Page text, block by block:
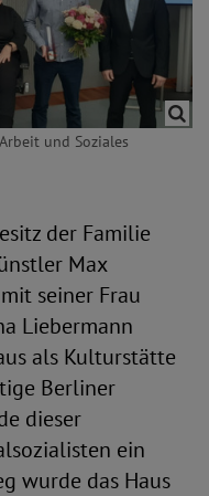
und Soziales
der Familie
Max
seiner Frau
Liebermann
als Kulturstätte
Berliner
dieser
ein
wurde das Haus